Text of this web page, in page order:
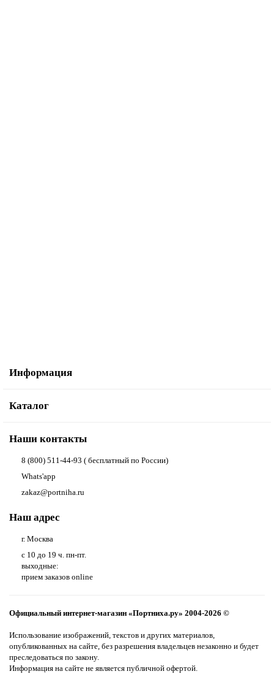
Информация
Каталог
Наши контакты
8 (800) 511-44-93 ( бесплатный по России)
Whats'app
zakaz@portniha.ru
Наш адрес
г. Москва
с 10 до 19 ч. пн-пт.
выходные:
прием заказов online
Официальный интернет-магазин «Портниха.ру» 2004-2026 ©
Использование изображений, текстов и других материалов,
опубликованных на сайте, без разрешения владельцев незаконно и будет
преследоваться по закону.
Информация на сайте не является публичной офертой.